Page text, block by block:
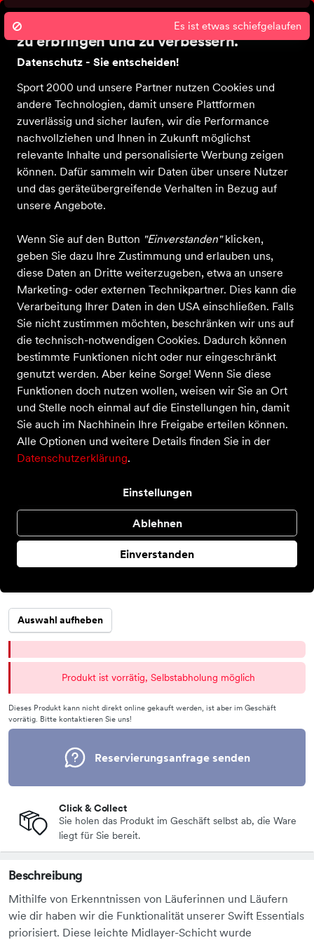
Wir nutzen Cookies um unsere Dienste
zu erbringen und zu verbessern.
Datenschutz - Sie entscheiden!
Sport 2000 und unsere Partner nutzen Cookies und
andere Technologien, damit unsere Plattformen
zuverlässig und sicher laufen, wir die Performance
nachvollziehen und Ihnen in Zukunft möglichst
relevante Inhalte und personalisierte Werbung zeigen
können. Dafür sammeln wir Daten über unsere Nutzer
und das geräteübergreifende Verhalten in Bezug auf
unsere Angebote.
Wenn Sie auf den Button "Einverstanden"klicken,
geben Sie dazu Ihre Zustimmung und erlauben uns,
diese Daten an Dritte weiterzugeben, etwa an unsere
Marketing- oder externen Technikpartner. Dies kann die
Verarbeitung Ihrer Daten in den USA einschließen. Falls
Sie nicht zustimmen möchten, beschränken wir uns auf
die technisch-notwendigen Cookies. Dadurch können
bestimmte Funktionen nicht oder nur eingeschränkt
genutzt werden. Aber keine Sorge! Wenn Sie diese
Funktionen doch nutzen wollen, weisen wir Sie an Ort
und Stelle noch einmal auf die Einstellungen hin, damit
Sie auch im Nachhinein Ihre Freigabe erteilen können.
Alle Optionen und weitere Details finden Sie in der
Datenschutzerklärung.
Einstellungen
Ablehnen
Einverstanden
Persönliche Beratung
Startseite Bekleidung Schuhe Ausrüstung Sale
Swift Dri-Fit UV HZ
Auswahl aufheben
Produkt ist vorrätig, Selbstabholung möglich
Dieses Produkt kann nicht direkt online gekauft werden, ist aber im Geschäft
vorrätig. Bitte kontaktieren Sie uns!
Reservierungsanfrage senden
Click & Collect
Sie holen das Produkt im Geschäft selbst ab, die Ware
liegt für Sie bereit.
Beschreibung
Mithilfe von Erkenntnissen von Läuferinnen und Läufern
wie dir haben wir die Funktionalität unserer Swift Essentials
priorisiert. Diese leichte Midlayer-Schicht wurde
Es ist etwas schiefgelaufen